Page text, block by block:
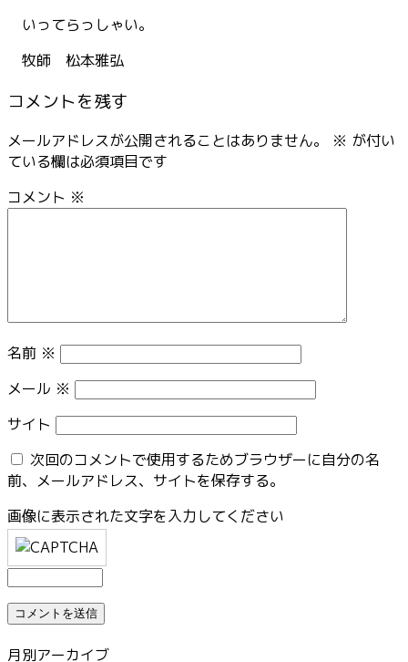
いってらっしゃい。
牧師 松本雅弘
コメントを残す
メールアドレスが公開されることはありません。 ※ が付い
ている欄は必須項目です
コメント ※
名前 ※
メール ※
サイト
次回のコメントで使用するためブラウザーに自分の名
前、メールアドレス、サイトを保存する。
画像に表示された文字を入力してください
月別アーカイブ